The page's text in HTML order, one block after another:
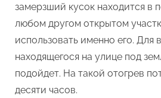
замерзший кусок находится в
любом другом открытом
использовать именно его. Для
находящегося на улице под
подойдет. На такой отогрев
десяти часов.